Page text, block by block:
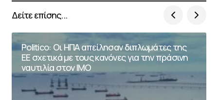
Δείτε επίσης...
Politico: Οι ΗΠΑ απείλησαν διπλωμάτες της
ΕΕ σχετικά με τους κανόνες για την πράσινη
ναυτιλία στον ΙΜΟ